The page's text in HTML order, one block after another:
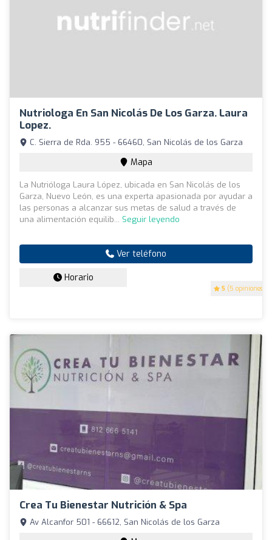
Nutriologa En San Nicolás De Los Garza. Laura
Lopez.
5 (5 opiniones)
C. Sierra de Rda. 955 - 66460, San Nicolás de los Garza
Mapa
La Nutrióloga Laura López, ubicada en San Nicolás de los
Garza, Nuevo León, es una experta apasionada por ayudar a
las personas a alcanzar sus metas de salud a través de
una alimentación equilib... Seguir leyendo
Ver teléfono
Horario
Crea Tu Bienestar Nutrición & Spa
Av Alcanfor 501 - 66612, San Nicolás de los Garza